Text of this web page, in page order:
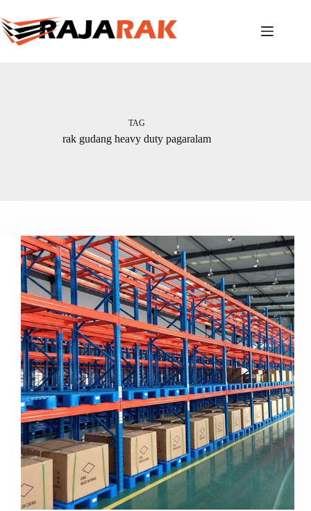
to
content
TAG
rak gudang heavy duty pagaralam